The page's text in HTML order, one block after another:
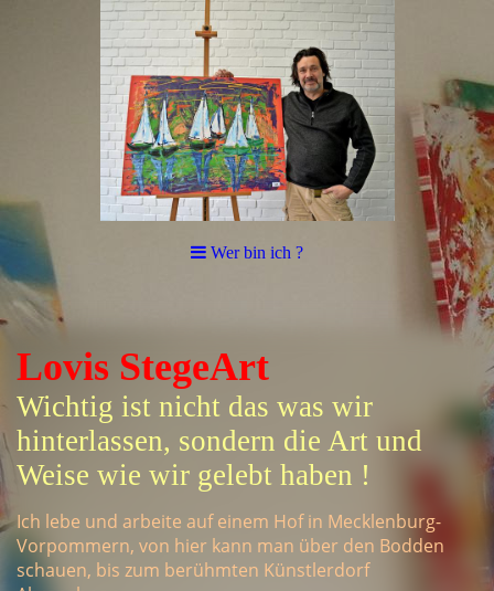
Wer bin ich ?
Lovis StegeArt
Wichtig ist nicht das was wir
hinterlassen, sondern die Art und
Weise wie wir gelebt haben !
Ich lebe und arbeite auf einem Hof in Mecklenburg-
Vorpommern, von hier kann man über den Bodden
schauen, bis zum berühmten Künstlerdorf